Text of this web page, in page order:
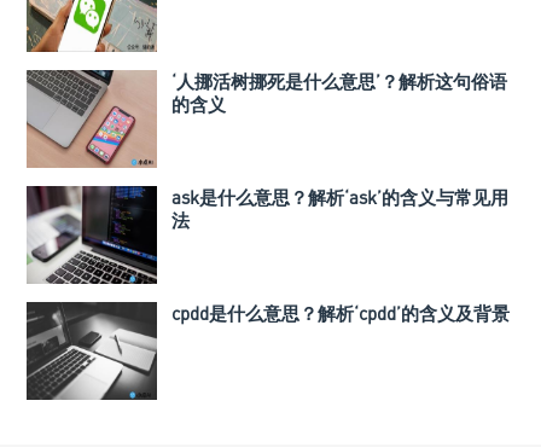
‘人挪活树挪死是什么意思’？解析这句俗语
的含义
ask是什么意思？解析‘ask’的含义与常见用
法
cpdd是什么意思？解析‘cpdd’的含义及背景